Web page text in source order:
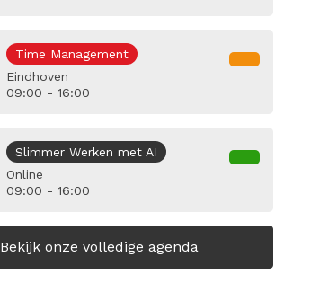
Time Management
Eindhoven
09:00 - 16:00
Slimmer Werken met AI
Online
09:00 - 16:00
Bekijk onze volledige agenda